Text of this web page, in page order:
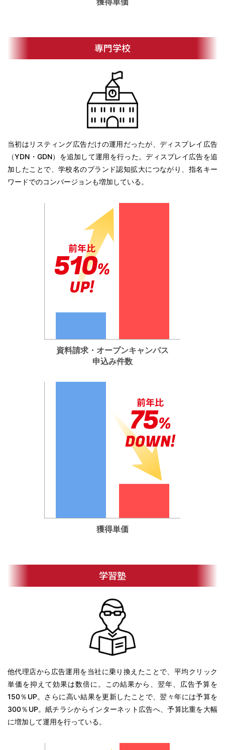
専門学校
当初はリスティング広告だけの運用だったが、ディスプレイ広告
（YDN・GDN）を追加して運用を行った。ディスプレイ広告を追
加したことで、学校名のブランド認知拡大につながり、指名キー
ワードでのコンバージョンも増加している。
資料請求・オープンキャンパス
申込み件数
獲得単価
学習塾
他代理店から広告運用を当社に乗り換えたことで、平均クリック
単価を抑えて効果は数倍に。この結果から、翌年、広告予算を
150％UP。さらに高い結果を更新したことで、翌々年には予算を
300％UP。紙チラシからインターネット広告へ、予算比重を大幅
に増加して運用を行っている。